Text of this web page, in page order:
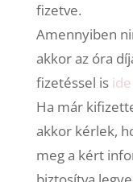
fizetve.
Amennyiben
akkor az óra
fizetéssel is
Ha már
akkor kérlek,
meg a kért